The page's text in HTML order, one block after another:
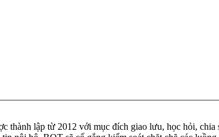
lập từ 2012 với mục đích giao lưu, học hỏi, chia